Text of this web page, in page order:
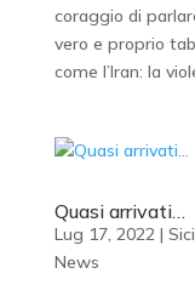
coraggio di
vero e proprio
come l’Iran: la
Quasi arrivati…
Lug 17, 2022|
News